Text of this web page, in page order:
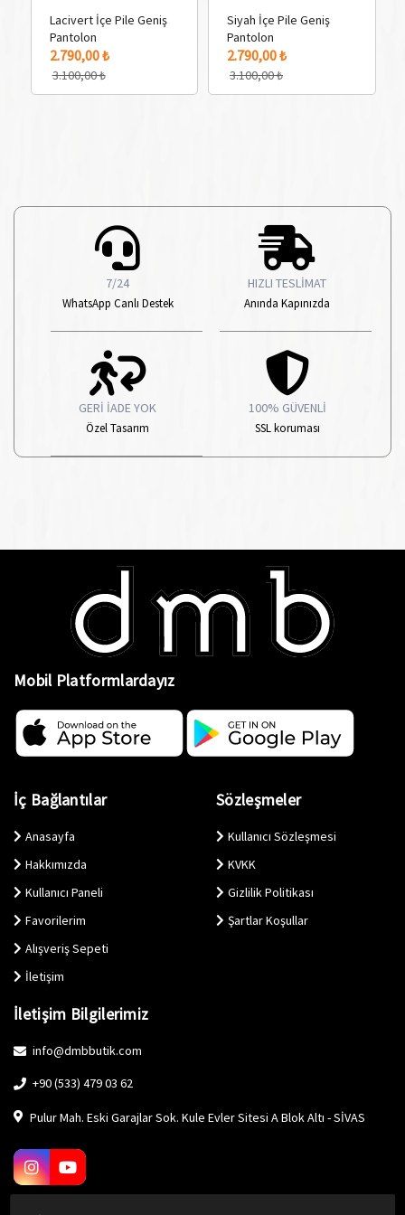
5 Adet Renk Seçeneği
Lacivert İçe Pile Geniş
Pantolon
2.790,00 ₺
3.100,00 ₺
5 Adet Renk Seçeneği
Siyah İçe Pile Geniş
Pantolon
2.790,00 ₺
3.100,00 ₺
7/24
WhatsApp Canlı Destek
HIZLI TESLİMAT
Anında Kapınızda
GERİ İADE YOK
Özel Tasarım
100% GÜVENLİ
SSL koruması
Mobil Platformlardayız
İç Bağlantılar
Anasayfa
Hakkımızda
Kullanıcı Paneli
Favorilerim
Alışveriş Sepeti
İletişim
Sözleşmeler
Kullanıcı Sözleşmesi
KVKK
Gizlilik Politikası
Şartlar Koşullar
İletişim Bilgilerimiz
info@dmbbutik.com
+90 (533) 479 03 62
Pulur Mah. Eski Garajlar Sok. Kule Evler Sitesi A Blok Altı - SİVAS